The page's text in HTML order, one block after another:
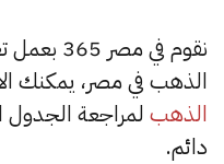
نقوم في
الذهب في مصر، يمكنك
الذهب لمراجعة
دائم.